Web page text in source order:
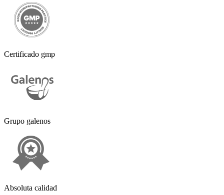
Certificado gmp
Grupo galenos
Absoluta calidad